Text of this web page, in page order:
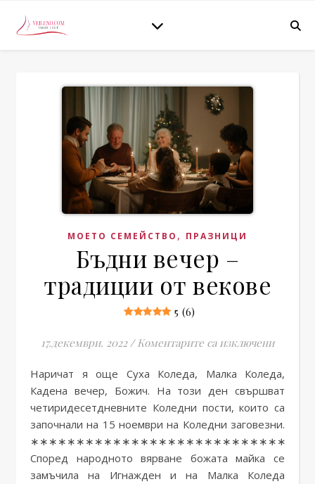
МОЕТО СЕМЕЙСТВО , ПРАЗНИЦИ
Бъдни вечер –
традиции от векове
5 (6)
17.декември. 2022 / Коментарите са изключениза
Наричат я още Суха Коледа, Малка Коледа,
Кадена вечер, Божич. На този ден свършват
четиридесетдневните Коледни пости, които са
започнали на 15 ноември на Коледни заговезни.
Според народното вярване божата майка се
замъчила на Игнажден и на Малка Коледа